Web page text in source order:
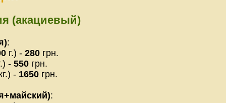
(акациевый)
:
г.) - 280 грн.
- 550 грн.
- 1650 грн.
: